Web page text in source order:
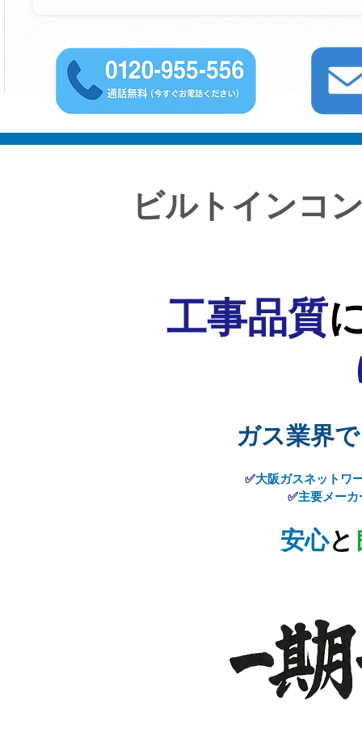
ビルトインコ
工事品質
ガス業界
✅​大阪ガスネットワ
✅主要メーカ
​安心と